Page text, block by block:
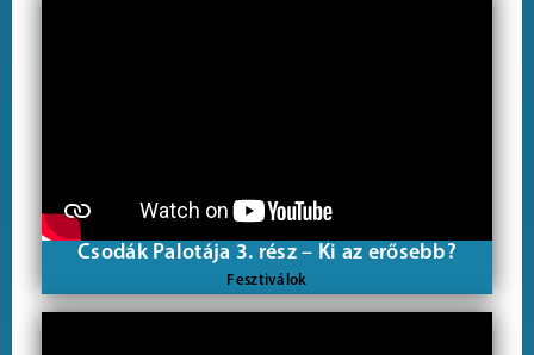
Csodák Palotája 3. rész – Ki az erősebb?
Fesztiválok